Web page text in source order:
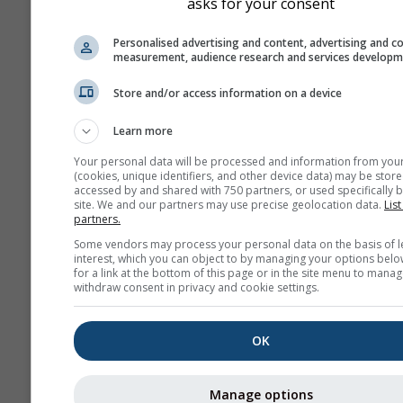
Mit Hintergrundbild
Mit Hintergrundfarbe
Kein Hintergrund:
Kein Hintergrund:
Text
Personalised advertising and content, advertising and
measurement, audience research and services
Store and/or access information on a device
Learn more
Your personal data will be processed and information from
(cookies, unique identifiers, and other device data) may be
accessed by and shared with 750 partners, or used specifically
site. We and our partners may use precise geolocation data.
partners.
Some vendors may process your personal data on the basis of
interest, which you can object to by managing your options
for a link at the bottom of this page or in the site menu to
withdraw consent in privacy and cookie settings.
OK
Manage options